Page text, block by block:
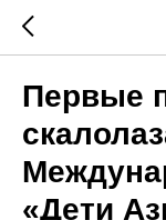
Первые
«Дети